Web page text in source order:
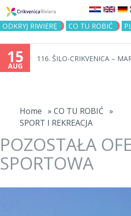
Jump to
ODKRYJ RIWIERĘ CO TU ROBIĆ
15
AUG
116. ŠILO-CRIKVENICA –
Home » CO TU ROBIĆ »
SPORT I REKREACJA
POZOSTAŁA
SPORTOWA